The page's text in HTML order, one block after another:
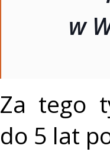
w
Za tego
do 5 lat